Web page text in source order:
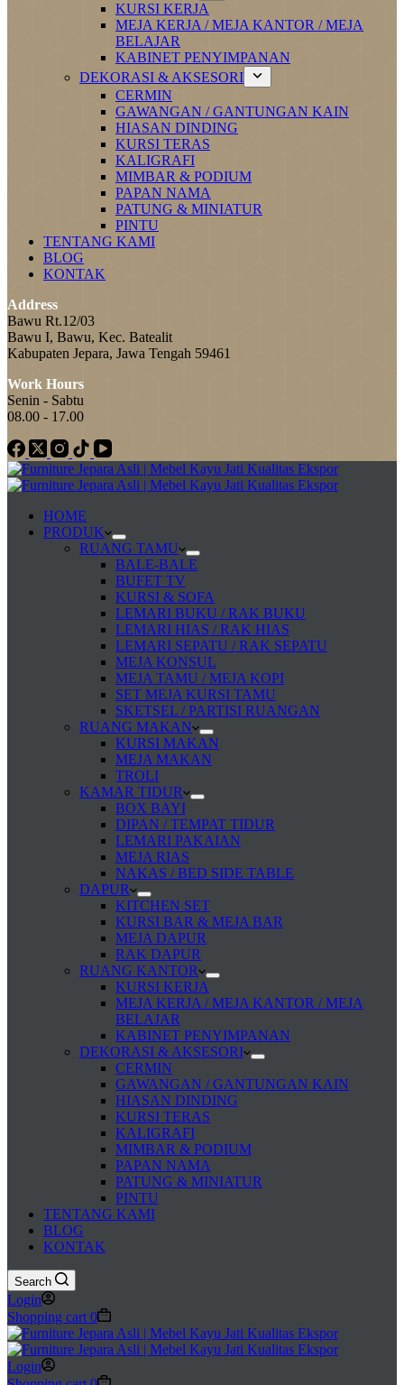
KURSI KERJA
MEJA KERJA / MEJA KANTOR / MEJA
BELAJAR
KABINET PENYIMPANAN
DEKORASI & AKSESORI
CERMIN
GAWANGAN / GANTUNGAN KAIN
HIASAN DINDING
KURSI TERAS
KALIGRAFI
MIMBAR & PODIUM
PAPAN NAMA
PATUNG & MINIATUR
PINTU
TENTANG KAMI
BLOG
KONTAK
Address
Bawu Rt.12/03
Bawu I, Bawu, Kec. Batealit
Kabupaten Jepara, Jawa Tengah 59461
Work Hours
Senin - Sabtu
08.00 - 17.00
HOME
PRODUK
RUANG TAMU
BALE-BALE
BUFET TV
KURSI & SOFA
LEMARI BUKU / RAK BUKU
LEMARI HIAS / RAK HIAS
LEMARI SEPATU / RAK SEPATU
MEJA KONSUL
MEJA TAMU / MEJA KOPI
SET MEJA KURSI TAMU
SKETSEL / PARTISI RUANGAN
RUANG MAKAN
KURSI MAKAN
MEJA MAKAN
TROLI
KAMAR TIDUR
BOX BAYI
DIPAN / TEMPAT TIDUR
LEMARI PAKAIAN
MEJA RIAS
NAKAS / BED SIDE TABLE
DAPUR
KITCHEN SET
KURSI BAR & MEJA BAR
MEJA DAPUR
RAK DAPUR
RUANG KANTOR
KURSI KERJA
MEJA KERJA / MEJA KANTOR / MEJA
BELAJAR
KABINET PENYIMPANAN
DEKORASI & AKSESORI
CERMIN
GAWANGAN / GANTUNGAN KAIN
HIASAN DINDING
KURSI TERAS
KALIGRAFI
MIMBAR & PODIUM
PAPAN NAMA
PATUNG & MINIATUR
PINTU
TENTANG KAMI
BLOG
KONTAK
Search
Login
Shopping cart 0
Login